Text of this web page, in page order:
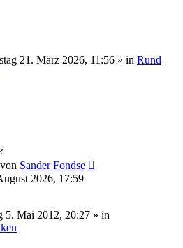
21. März 2026, 11:56 » in Rund
von Sander Fondse
2026, 17:59
5. Mai 2012, 20:27 » in